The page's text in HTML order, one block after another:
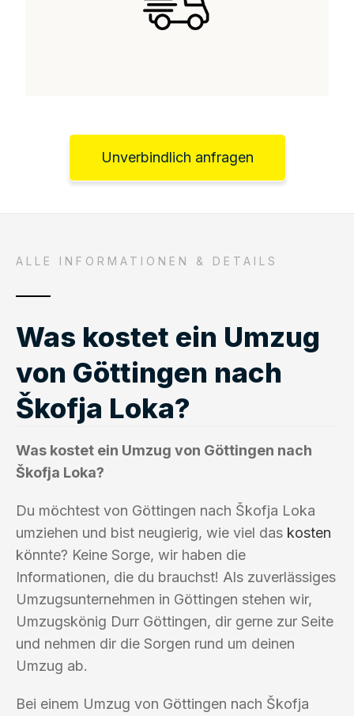
Unverbindlich anfragen
ALLE INFORMATIONEN & DETAILS
Was kostet ein Umzug
von Göttingen nach
Škofja Loka?
Was kostet ein Umzug von Göttingen nach
Škofja Loka?
Du möchtest von Göttingen nach Škofja Loka
umziehen und bist neugierig, wie viel das kosten
könnte? Keine Sorge, wir haben die
Informationen, die du brauchst! Als zuverlässiges
Umzugsunternehmen in Göttingen stehen wir,
Umzugskönig Durr Göttingen, dir gerne zur Seite
und nehmen dir die Sorgen rund um deinen
Umzug ab.
Bei einem Umzug von Göttingen nach Škofja